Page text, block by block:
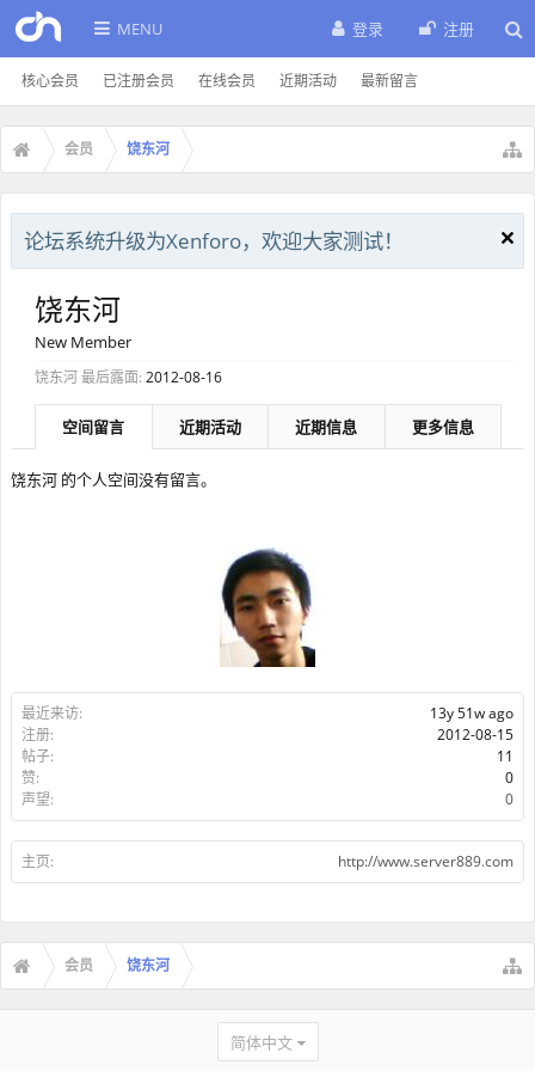
MENU
核心会员 已注册会员 在线会员 近期活动 最新留言
登录 注册
会员 饶东河
论坛系统升级为Xenforo，欢迎大家测试！
最近来访:
13y 51w ago
注册:
2012-08-15
帖子:
11
赞:
0
声望:
0
主页: http://www.server889.com
饶东河
New Member
饶东河 最后露面: 2012-08-16
空间留言 近期活动 近期信息 更多信息
饶东河 的个人空间没有留言。
会员 饶东河
简体中文